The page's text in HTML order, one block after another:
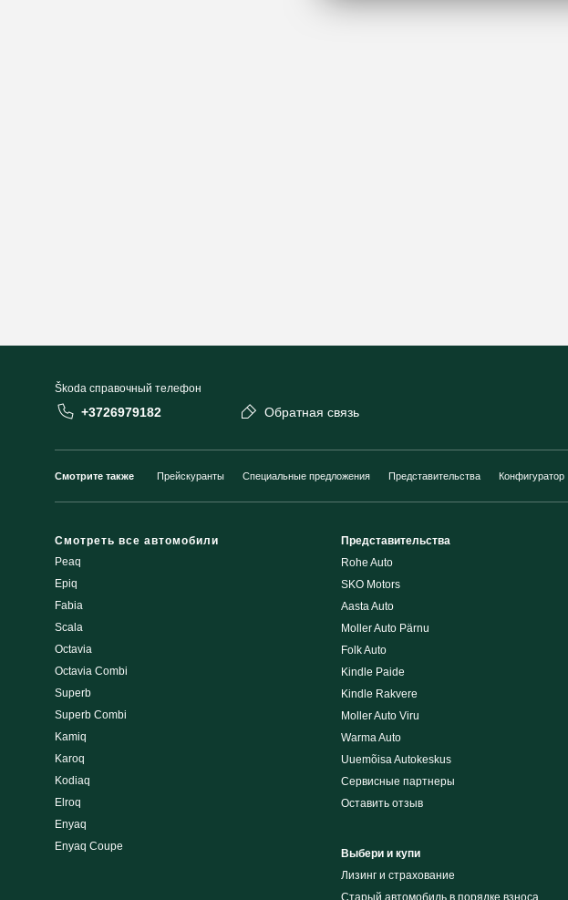
Škoda cправочный телефон
+3726979182 Обратная связь
Смотрите также Прейскуранты Специальные предложения Представительства Конфигуратор
Смотреть все автомобили
Peaq
Epiq
Fabia
Scala
Octavia
Octavia Combi
Superb
Superb Combi
Kamiq
Karoq
Kodiaq
Elroq
Enyaq
Enyaq Coupe
Представительства
Rohe Auto
SKO Motors
Aasta Auto
Moller Auto Pärnu
Folk Auto
Kindle Paide
Kindle Rakvere
Moller Auto Viru
Warma Auto
Uuemõisa Autokeskus
Сервисные партнеры
Оставить отзыв
Выбери и купи
Лизинг и cтрахование
Cтарый автомобиль в порядке взноса